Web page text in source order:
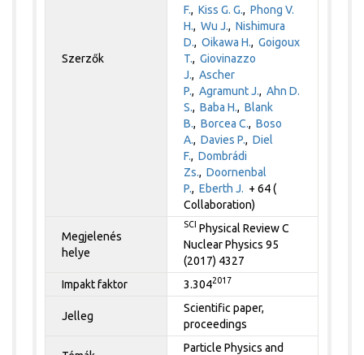
Szerzők
F.,Kiss G. G.,Phong V.
H.,Wu J.,Nishimura
D.,Oikawa H.,Goigoux
T.,Giovinazzo
J.,Ascher
P.,Agramunt J.,Ahn D.
S.,Baba H.,Blank
B.,Borcea C.,Boso
A.,Davies P.,Diel
F.,Dombrádi
Zs.,Doornenbal
P.,Eberth J. + 64 (
Collaboration)
Megjelenés
helye
SCI Physical Review C
Nuclear Physics 95
(2017) 4327
Impakt faktor
3.3042017
Jelleg
Scientific paper,
proceedings
Particle Physics and